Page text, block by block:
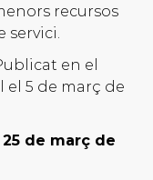
recursos
servici.
en el
el 5 de març de
de març de